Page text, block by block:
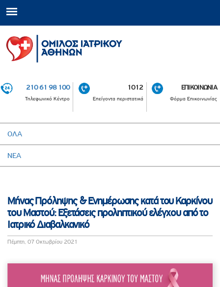
210 61 98 100
Τηλεφωνικό Κέντρο
1012
Επείγοντα περιστατικά
ΕΠΙΚΟΙΝΩΝΙΑ
Φόρμα Επικοινωνίας
ΟΛΑ
ΝΕΑ
Μήνας Πρόληψης & Ενημέρωσης κατά του Καρκίνου
του Μαστού: Εξετάσεις προληπτικού ελέγχου από το
Ιατρικό Διαβαλκανικό
Πέμπτη, 07 Οκτωβρίου 2021